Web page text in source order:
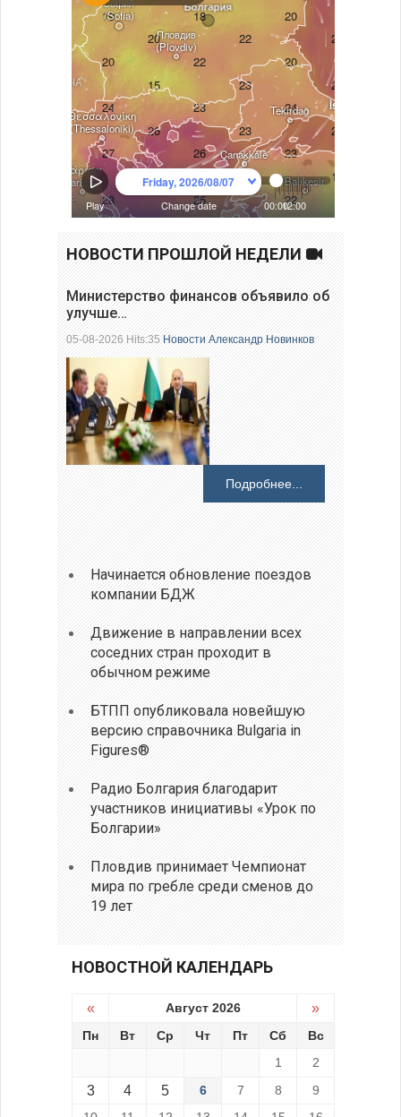
НОВОСТИ ПРОШЛОЙ НЕДЕЛИ
Министерство финансов объявило об
улучше…
05-08-2026 Hits:35Новости Александр Новинков
Подробнее...
Начинается обновление поездов
компании БДЖ
Движение в направлении всех
соседних стран проходит в
обычном режиме
БТПП опубликовала новейшую
версию справочника Bulgaria in
Figures®
Радио Болгария благодарит
участников инициативы «Урок по
Болгарии»
Пловдив принимает Чемпионат
мира по гребле среди сменов до
19 лет
НОВОСТНОЙ КАЛЕНДАРЬ
« Август 2026 »
Пн Вт Ср Чт Пт Сб
Вс
1
2
3 4 5 6 7 8
9